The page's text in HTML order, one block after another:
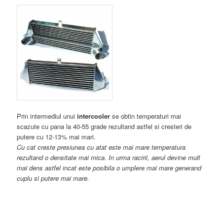
Prin intermediul unuiintercooler se obtin temperaturi mai
scazute cu pana la 40-55 grade rezultand astfel si cresteri de
putere cu 12-13% mai mari.
Cu cat creste presiunea cu atat este mai mare temperatura
rezultand o densitate mai mica. In urma racirii, aerul devine mult
mai dens astfel incat este posibila o umplere mai mare generand
cuplu si putere mai mare.